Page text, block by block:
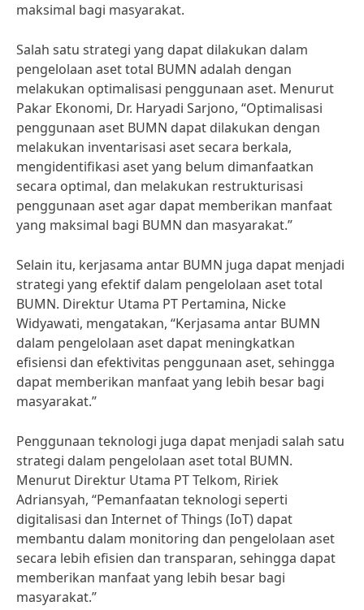
maksimal bagi masyarakat.
Salah satu strategi yang dapat dilakukan dalam
pengelolaan aset total BUMN adalah dengan
melakukan optimalisasi penggunaan aset. Menurut
Pakar Ekonomi, Dr. Haryadi Sarjono, “Optimalisasi
penggunaan aset BUMN dapat dilakukan dengan
melakukan inventarisasi aset secara berkala,
mengidentifikasi aset yang belum dimanfaatkan
secara optimal, dan melakukan restrukturisasi
penggunaan aset agar dapat memberikan manfaat
yang maksimal bagi BUMN dan masyarakat.”
Selain itu, kerjasama antar BUMN juga dapat menjadi
strategi yang efektif dalam pengelolaan aset total
BUMN. Direktur Utama PT Pertamina, Nicke
Widyawati, mengatakan, “Kerjasama antar BUMN
dalam pengelolaan aset dapat meningkatkan
efisiensi dan efektivitas penggunaan aset, sehingga
dapat memberikan manfaat yang lebih besar bagi
masyarakat.”
Penggunaan teknologi juga dapat menjadi salah satu
strategi dalam pengelolaan aset total BUMN.
Menurut Direktur Utama PT Telkom, Ririek
Adriansyah, “Pemanfaatan teknologi seperti
digitalisasi dan Internet of Things (IoT) dapat
membantu dalam monitoring dan pengelolaan aset
secara lebih efisien dan transparan, sehingga dapat
memberikan manfaat yang lebih besar bagi
masyarakat.”